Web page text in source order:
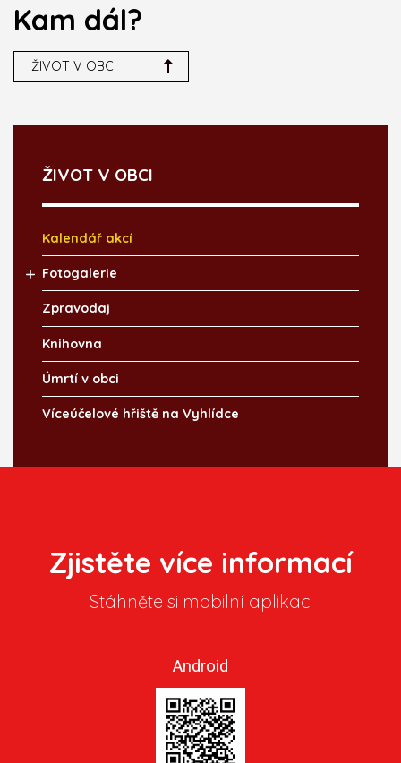
Kam dál?
ŽIVOT V OBCI
ŽIVOT V OBCI
Kalendář akcí
Fotogalerie
Zpravodaj
Knihovna
Úmrtí v obci
Víceúčelové hřiště na Vyhlídce
Zjistěte více informací
Stáhněte si mobilní aplikaci
Android